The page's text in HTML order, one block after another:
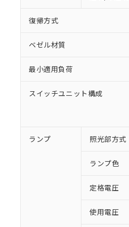
復帰方式
ベゼル材質
最小適用負荷
スイッチユニット構成
ランプ 照光部方式
ランプ色
定格電圧
使用電圧